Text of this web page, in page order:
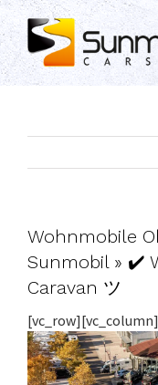
Skip
to
content
Wohnmobile
Sunmobil » ✔️
Caravan ツ